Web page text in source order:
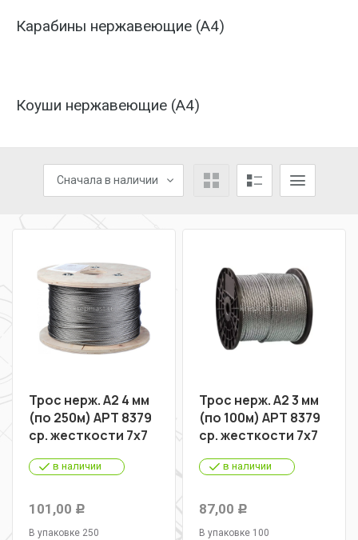
Карабины нержавеющие (А4)
Коуши нержавеющие (А4)
Сначала в наличии
Трос нерж. А2 4 мм
(по 250м) АРТ 8379
ср. жесткости 7х7
в наличии
101,00 Р
В упаковке 250
Трос нерж. А2 3 мм
(по 100м) АРТ 8379
ср. жесткости 7х7
в наличии
87,00 Р
В упаковке 100